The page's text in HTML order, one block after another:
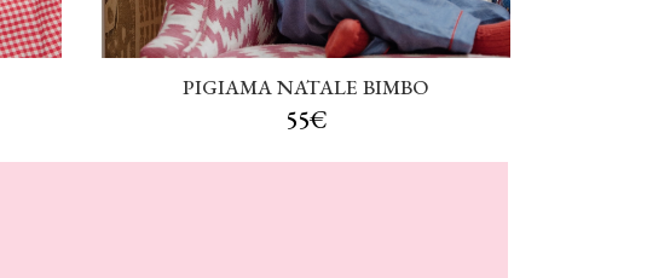
PIGIAMA NATALE BIMBO
55€